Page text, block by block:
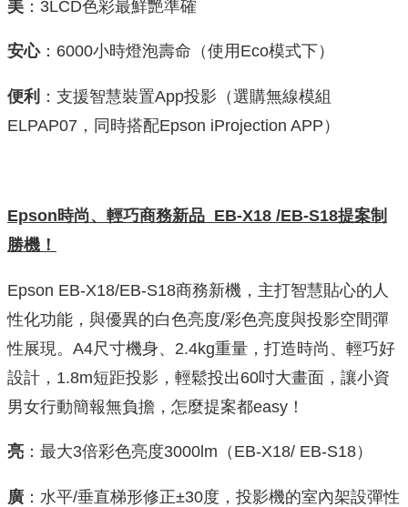
美 ：3LCD色彩最鮮艷準確
安心：6000小時燈泡壽命（使用Eco模式下）
便利 ：支援智慧裝置App投影（選購無線模組
ELPAP07，同時搭配Epson iProjection APP）
Epson 時尚、輕巧商務新品 EB-X18 /EB-S18提案制
勝機！
Epson EB-X18/EB-S18商務新機，主打智慧貼心的人
性化功能，與優異的白色亮度/彩色亮度與投影空間彈
性展現。A4尺寸機身、2.4kg重量，打造時尚、輕巧好
設計，1.8m短距投影，輕鬆投出60吋大畫面，讓小資
男女行動簡報無負擔，怎麼提案都easy！
亮 ：最大3倍彩色亮度3000lm（EB-X18/ EB-S18）
廣 ：水平/垂直梯形修正±30度，投影機的室內架設彈性